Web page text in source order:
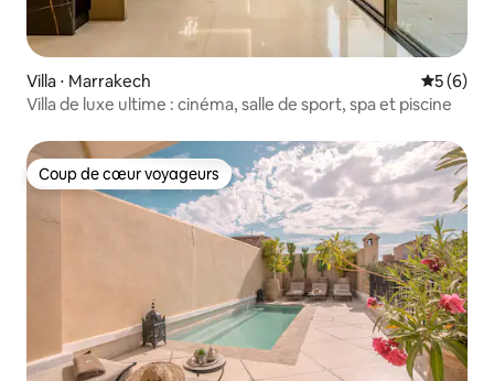
Villa ⋅ Marrakech
5 (6)
Villa de luxe ultime : cinéma, salle de sport, spa et piscine
Coup de cœur voyageurs
Coup de cœur voyageurs